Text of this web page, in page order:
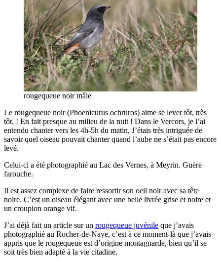
rougequeue noir mâle
Le rougequeue noir (Phoenicurus ochruros) aime se lever tôt, très
tôt. ! En fait presque au milieu de la nuit ! Dans le Vercors, je l’ai
entendu chanter vers les 4h-5h du matin, J’étais très intriguée de
savoir quel oiseau pouvait chanter quand l’aube ne s’était pas encore
levé.
Celui-ci a été photographié au Lac des Vernes, à Meyrin. Guère
farouche.
Il est assez complexe de faire ressortir son oeil noir avec sa tête
noire. C’est un oiseau élégant avec une belle livrée grise et noire et
un croupion orange vif.
J’ai déjà fait un article sur un rougequeue juvénile que j’avais
photographié au Rocher-de-Naye, c’est à ce moment-là que j’avais
appris que le rougequeue est d’origine montagnarde, bien qu’il se
soit très bien adapté à la vie citadine.